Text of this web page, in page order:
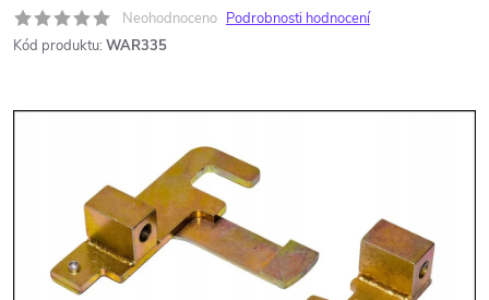
Neohodnoceno Podrobnosti hodnocení
Kód produktu: WAR335